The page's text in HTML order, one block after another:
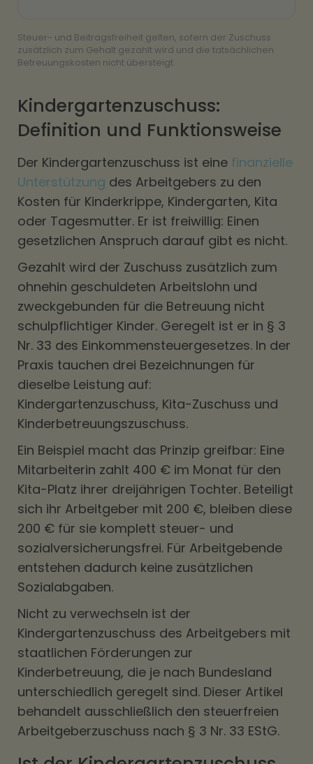
Steuer- und Beitragsfreiheit gelten, sofern der Zuschuss
zusätzlich zum Gehalt gezahlt wird und die tatsächlichen
Betreuungskosten nicht übersteigt.
Kindergartenzuschuss:
Definition und Funktionsweise
Der Kindergartenzuschuss ist eine finanzielle
Unterstützung des Arbeitgebers zu den
Kosten für Kinderkrippe, Kindergarten, Kita
oder Tagesmutter. Er ist freiwillig: Einen
gesetzlichen Anspruch darauf gibt es nicht.
Gezahlt wird der Zuschuss zusätzlich zum
ohnehin geschuldeten Arbeitslohn und
zweckgebunden für die Betreuung nicht
schulpflichtiger Kinder. Geregelt ist er in § 3
Nr. 33 des Einkommensteuergesetzes. In der
Praxis tauchen drei Bezeichnungen für
dieselbe Leistung auf:
Kindergartenzuschuss, Kita-Zuschuss und
Kinderbetreuungszuschuss.
Ein Beispiel macht das Prinzip greifbar: Eine
Mitarbeiterin zahlt 400 € im Monat für den
Kita-Platz ihrer dreijährigen Tochter. Beteiligt
sich ihr Arbeitgeber mit 200 €, bleiben diese
200 € für sie komplett steuer- und
sozialversicherungsfrei. Für Arbeitgebende
entstehen dadurch keine zusätzlichen
Sozialabgaben.
Nicht zu verwechseln ist der
Kindergartenzuschuss des Arbeitgebers mit
staatlichen Förderungen zur
Kinderbetreuung, die je nach Bundesland
unterschiedlich geregelt sind. Dieser Artikel
behandelt ausschließlich den steuerfreien
Arbeitgeberzuschuss nach § 3 Nr. 33 EStG.